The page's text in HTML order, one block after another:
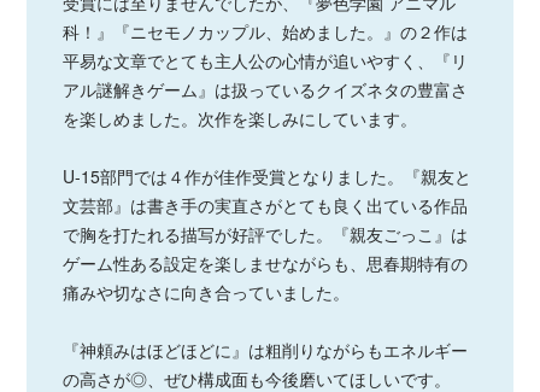
科！』『ニセモノカップル、始めました。』の２作は
平易な文章でとても主人公の心情が追いやすく、『リ
アル謎解きゲーム』は扱っているクイズネタの豊富さ
を楽しめました。次作を楽しみにしています。
U-15部門では４作が佳作受賞となりました。『親友と
文芸部』は書き手の実直さがとても良く出ている作品
で胸を打たれる描写が好評でした。『親友ごっこ』は
ゲーム性ある設定を楽しませながらも、思春期特有の
痛みや切なさに向き合っていました。
『神頼みはほどほどに』は粗削りながらもエネルギー
の高さが◎、ぜひ構成面も今後磨いてほしいです。